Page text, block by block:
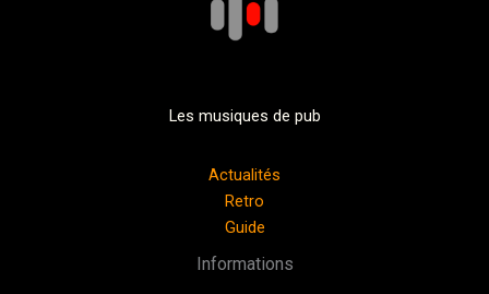
Les musiques de pub
Actualités
Retro
Guide
Informations